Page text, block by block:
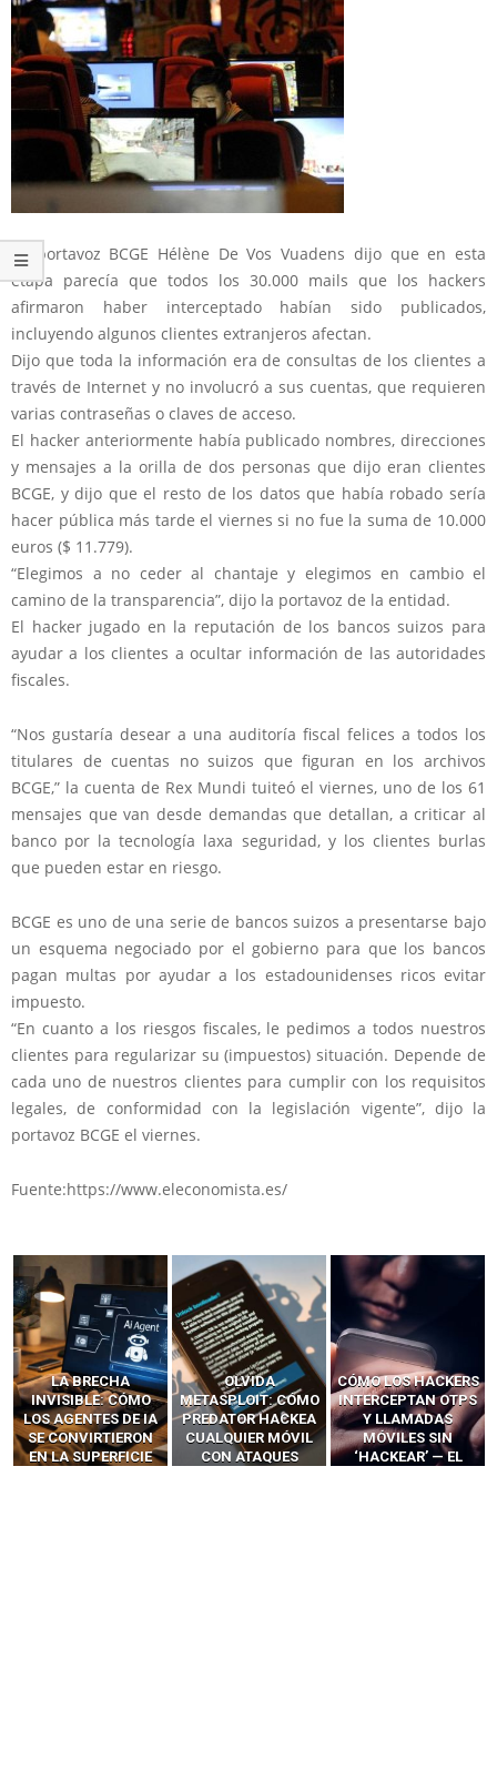
La portavoz BCGE Hélène De Vos Vuadens dijo que en esta
etapa parecía que todos los 30.000 mails que los hackers
afirmaron haber interceptado habían sido publicados,
incluyendo algunos clientes extranjeros afectan.
Dijo que toda la información era de consultas de los clientes a
través de Internet y no involucró a sus cuentas, que requieren
varias contraseñas o claves de acceso.
El hacker anteriormente había publicado nombres, direcciones
y mensajes a la orilla de dos personas que dijo eran clientes
BCGE, y dijo que el resto de los datos que había robado sería
hacer pública más tarde el viernes si no fue la suma de 10.000
euros ($ 11.779).
“Elegimos a no ceder al chantaje y elegimos en cambio el
camino de la transparencia”, dijo la portavoz de la entidad.
El hacker jugado en la reputación de los bancos suizos para
ayudar a los clientes a ocultar información de las autoridades
fiscales.
“Nos gustaría desear a una auditoría fiscal felices a todos los
titulares de cuentas no suizos que figuran en los archivos
BCGE,” la cuenta de Rex Mundi tuiteó el viernes, uno de los 61
mensajes que van desde demandas que detallan, a criticar al
banco por la tecnología laxa seguridad, y los clientes burlas
que pueden estar en riesgo.
BCGE es uno de una serie de bancos suizos a presentarse bajo
un esquema negociado por el gobierno para que los bancos
pagan multas por ayudar a los estadounidenses ricos evitar
impuesto.
“En cuanto a los riesgos fiscales, le pedimos a todos nuestros
clientes para regularizar su (impuestos) situación. Depende de
cada uno de nuestros clientes para cumplir con los requisitos
legales, de conformidad con la legislación vigente”, dijo la
portavoz BCGE el viernes.
Fuente:https://www.eleconomista.es/
LA BRECHA
INVISIBLE: CÓMO
LOS AGENTES DE IA
SE CONVIRTIERON
EN LA SUPERFICIE
OLVIDA
METASPLOIT: CÓMO
PREDATOR HACKEA
CUALQUIER MÓVIL
CON ATAQUES
CÓMO LOS HACKERS
INTERCEPTAN OTPS
Y LLAMADAS
MÓVILES SIN
‘HACKEAR’ — EL